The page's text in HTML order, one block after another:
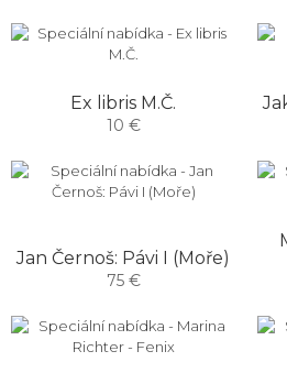
Ex libris M.Č.
10 €
Jan Černoš: Pávi I (Moře)
75 €